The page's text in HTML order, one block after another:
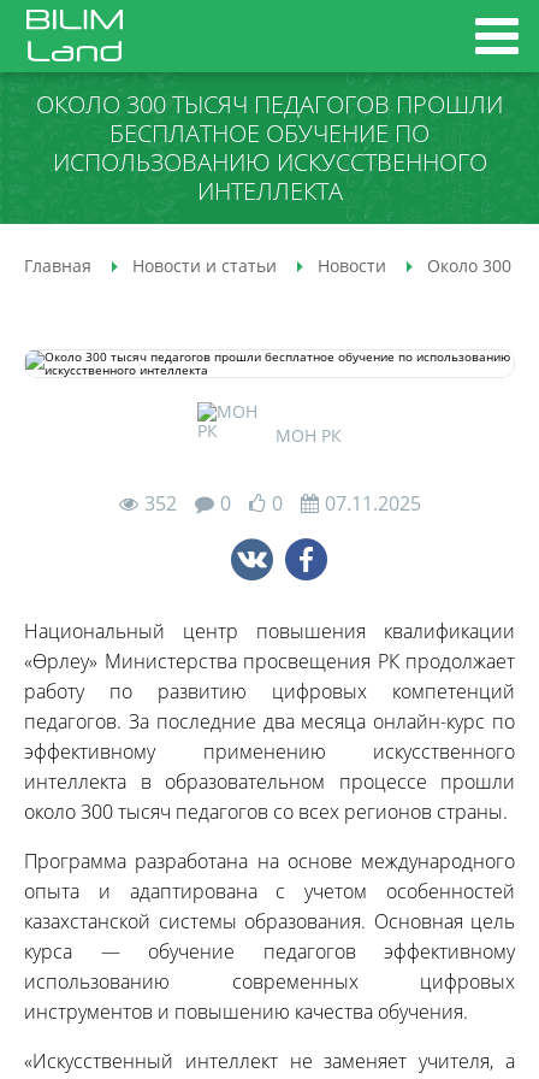
ОКОЛО 300 ТЫСЯЧ ПЕДАГОГОВ ПРОШЛИ
БЕСПЛАТНОЕ ОБУЧЕНИЕ ПО
ИСПОЛЬЗОВАНИЮ ИСКУССТВЕННОГО
ИНТЕЛЛЕКТА
Главная Новости и статьи Новости Около 300
МОН РК
352 0 0 07.11.2025
Национальный центр повышения квалификации
«Өрлеу» Министерства просвещения РК продолжает
работу по развитию цифровых компетенций
педагогов. За последние два месяца онлайн-курс по
эффективному применению искусственного
интеллекта в образовательном процессе прошли
около 300 тысяч педагогов со всех регионов страны.
Программа разработана на основе международного
опыта и адаптирована с учетом особенностей
казахстанской системы образования. Основная цель
курса — обучение педагогов эффективному
использованию современных цифровых
инструментов и повышению качества обучения.
«Искусственный интеллект не заменяет учителя, а